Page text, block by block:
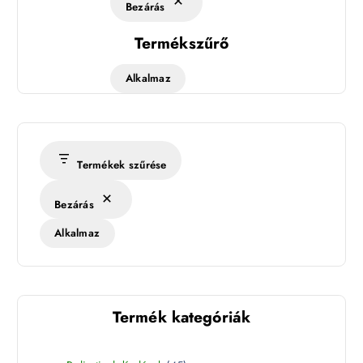
Bezárás
Termékszűrő
Alkalmaz
Termékek szűrése
Bezárás
Alkalmaz
Termék kategóriák